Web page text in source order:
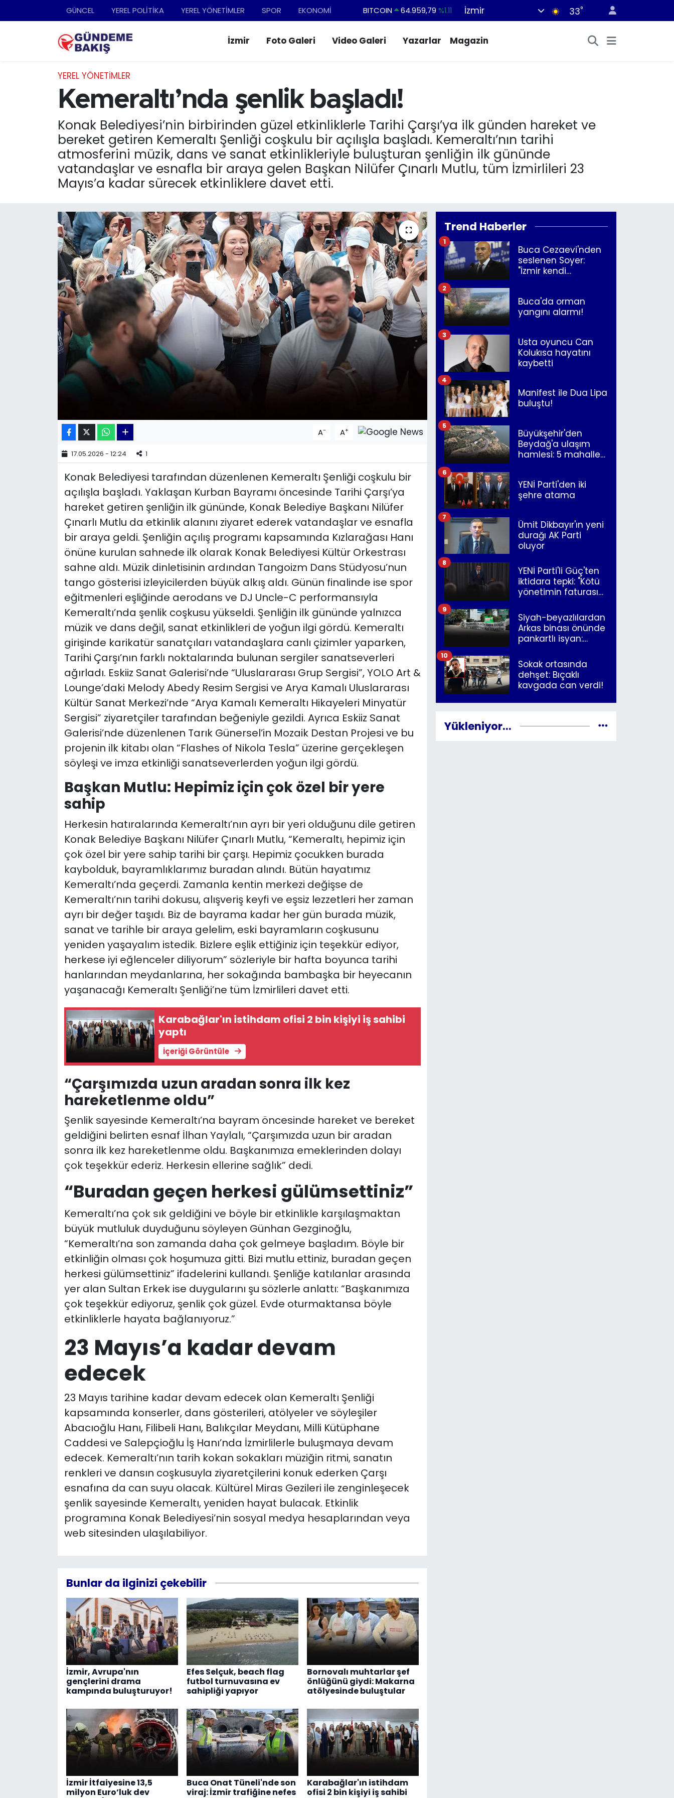
GÜNCEL YEREL POLİTİKA YEREL YÖNETİMLER SPOR EKONOMİ DOLAR 47,7436%0.18
STERLİN
64,4811 %0.38
BITCOIN
64.959,79
İzmir 33°
İzmir Foto Galeri Video Galeri Yazarlar Magazin
YEREL YÖNETİMLER
Kemeraltı’nda şenlik başladı!
Konak Belediyesi’nin birbirinden güzel etkinliklerle Tarihi Çarşı’ya ilk günden hareket ve
bereket getiren Kemeraltı Şenliği coşkulu bir açılışla başladı. Kemeraltı’nın tarihi
atmosferini müzik, dans ve sanat etkinlikleriyle buluşturan şenliğin ilk gününde
vatandaşlar ve esnafla bir araya gelen Başkan Nilüfer Çınarlı Mutlu, tüm İzmirlileri 23
Mayıs’a kadar sürecek etkinliklere davet etti.
A- A+
17.05.2026 - 12:24 1
Konak Belediyesi tarafından düzenlenen Kemeraltı Şenliği coşkulu bir
açılışla başladı. Yaklaşan Kurban Bayramı öncesinde Tarihi Çarşı’ya
hareket getiren şenliğin ilk gününde, Konak Belediye Başkanı Nilüfer
Çınarlı Mutlu da etkinlik alanını ziyaret ederek vatandaşlar ve esnafla
bir araya geldi. Şenliğin açılış programı kapsamında Kızlarağası Hanı
önüne kurulan sahnede ilk olarak Konak Belediyesi Kültür Orkestrası
sahne aldı. Müzik dinletisinin ardından Tangoizm Dans Stüdyosu’nun
tango gösterisi izleyicilerden büyük alkış aldı. Günün finalinde ise spor
eğitmenleri eşliğinde aerodans ve DJ Uncle-C performansıyla
Kemeraltı’nda şenlik coşkusu yükseldi. Şenliğin ilk gününde yalnızca
müzik ve dans değil, sanat etkinlikleri de yoğun ilgi gördü. Kemeraltı
girişinde karikatür sanatçıları vatandaşlara canlı çizimler yaparken,
Tarihi Çarşı’nın farklı noktalarında bulunan sergiler sanatseverleri
ağırladı. Eskiiz Sanat Galerisi’nde “Uluslararası Grup Sergisi”, YOLO Art &
Lounge’daki Melody Abedy Resim Sergisi ve Arya Kamalı Uluslararası
Kültür Sanat Merkezi’nde “Arya Kamalı Kemeraltı Hikayeleri Minyatür
Sergisi” ziyaretçiler tarafından beğeniyle gezildi. Ayrıca Eskiiz Sanat
Galerisi’nde düzenlenen Tarık Günersel’in Mozaik Destan Projesi ve bu
projenin ilk kitabı olan “Flashes of Nikola Tesla” üzerine gerçekleşen
söyleşi ve imza etkinliği sanatseverlerden yoğun ilgi gördü.
Başkan Mutlu: Hepimiz için çok özel bir yere
sahip
Herkesin hatıralarında Kemeraltı’nın ayrı bir yeri olduğunu dile getiren
Konak Belediye Başkanı Nilüfer Çınarlı Mutlu, “Kemeraltı, hepimiz için
çok özel bir yere sahip tarihi bir çarşı. Hepimiz çocukken burada
kaybolduk, bayramlıklarımız buradan alındı. Bütün hayatımız
Kemeraltı’nda geçerdi. Zamanla kentin merkezi değişse de
Kemeraltı’nın tarihi dokusu, alışveriş keyfi ve eşsiz lezzetleri her zaman
ayrı bir değer taşıdı. Biz de bayrama kadar her gün burada müzik,
sanat ve tarihle bir araya gelelim, eski bayramların coşkusunu
yeniden yaşayalım istedik. Bizlere eşlik ettiğiniz için teşekkür ediyor,
herkese iyi eğlenceler diliyorum” sözleriyle bir hafta boyunca tarihi
hanlarından meydanlarına, her sokağında bambaşka bir heyecanın
yaşanacağı Kemeraltı Şenliği’ne tüm İzmirlileri davet etti.
Karabağlar'ın istihdam ofisi 2 bin kişiyi iş sahibi
yaptı
İçeriği Görüntüle
“Çarşımızda uzun aradan sonra ilk kez
hareketlenme oldu”
Şenlik sayesinde Kemeraltı’na bayram öncesinde hareket ve bereket
geldiğini belirten esnaf İlhan Yaylalı, “Çarşımızda uzun bir aradan
sonra ilk kez hareketlenme oldu. Başkanımıza emeklerinden dolayı
çok teşekkür ederiz. Herkesin ellerine sağlık” dedi.
“Buradan geçen herkesi gülümsettiniz”
Kemeraltı’na çok sık geldiğini ve böyle bir etkinlikle karşılaşmaktan
büyük mutluluk duyduğunu söyleyen Günhan Gezginoğlu,
“Kemeraltı’na son zamanda daha çok gelmeye başladım. Böyle bir
etkinliğin olması çok hoşumuza gitti. Bizi mutlu ettiniz, buradan geçen
herkesi gülümsettiniz” ifadelerini kullandı. Şenliğe katılanlar arasında
yer alan Sultan Erkek ise duygularını şu sözlerle anlattı: “Başkanımıza
çok teşekkür ediyoruz, şenlik çok güzel. Evde oturmaktansa böyle
etkinliklerle hayata bağlanıyoruz.”
23 Mayıs’a kadar devam
edecek
23 Mayıs tarihine kadar devam edecek olan Kemeraltı Şenliği
kapsamında konserler, dans gösterileri, atölyeler ve söyleşiler
Abacıoğlu Hanı, Filibeli Hanı, Balıkçılar Meydanı, Milli Kütüphane
Caddesi ve Salepçioğlu İş Hanı’nda İzmirlilerle buluşmaya devam
edecek. Kemeraltı’nın tarih kokan sokakları müziğin ritmi, sanatın
renkleri ve dansın coşkusuyla ziyaretçilerini konuk ederken Çarşı
esnafına da can suyu olacak. Kültürel Miras Gezileri ile zenginleşecek
şenlik sayesinde Kemeraltı, yeniden hayat bulacak. Etkinlik
programına Konak Belediyesi’nin sosyal medya hesaplarından veya
web sitesinden ulaşılabiliyor.
Bunlar da ilginizi çekebilir
İzmir, Avrupa'nın
gençlerini drama
kampında buluşturuyor!
Efes Selçuk, beach flag
futbol turnuvasına ev
sahipliği yapıyor
Bornovalı muhtarlar şef
önlüğünü giydi: Makarna
atölyesinde buluştular
İzmir İtfaiyesine 13,5
milyon Euro’luk dev
Buca Onat Tüneli'nde son
viraj: İzmir trafiğine nefes
Karabağlar'ın istihdam
ofisi 2 bin kişiyi iş sahibi
Trend Haberler
Buca Cezaevi'nden
seslenen Soyer:
"İzmir kendi
1
Buca'da orman
yangını alarmı!
2
Usta oyuncu Can
Kolukısa hayatını
kaybetti
3
Manifest ile Dua Lipa
buluştu!
4
Büyükşehir'den
Beydağ'a ulaşım
hamlesi: 5 mahalle
5
YENİ Parti'den iki
şehre atama
6
Ümit Dikbayır'ın yeni
durağı AK Parti
oluyor
7
YENİ Parti'li Güç'ten
iktidara tepki: "Kötü
yönetimin faturasını
8
Siyah-beyazlılardan
Arkas binası önünde
pankartlı isyan:
İzmir"
9
Sokak ortasında
dehşet: Bıçaklı
kavgada can verdi!
10
Yükleniyor...
Ankara
DÜNYA
EKONOMİ
English News
GÜNCEL
KÜLTÜR SANAT
MAGAZİN
POLİTİKA
SAĞLIK
Siyaset
Yaşam
YEREL POLİTİKA
YEREL YÖNETİMLER
Nöbetçi Eczaneler
Trafik Durumu
Tüm Manşetler
Son Dakika Haberleri
Haber Arşivi